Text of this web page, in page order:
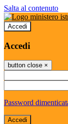
Salta al contenuto
Accedi
Accedi
button close ×
Password